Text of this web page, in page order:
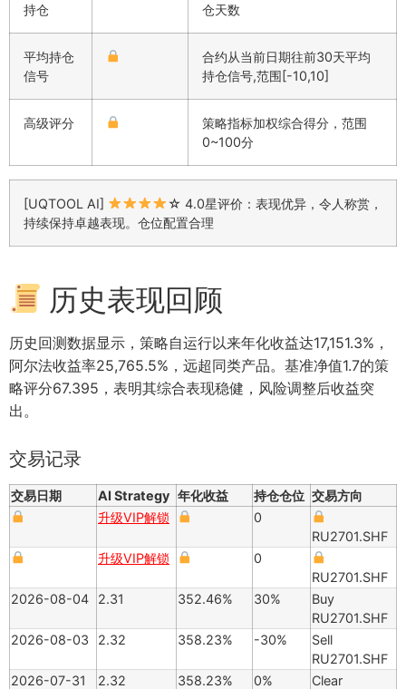
持仓
仓天数
平均持仓
信号
合约从当前日期往前30天平均
持仓信号,范围[-10,10]
高级评分
策略指标加权综合得分，范围
0~100分
[UQTOOL AI]
☆ 4.0星评价：表现优异，令人称赏，
持续保持卓越表现。仓位配置合理
历史表现回顾
历史回测数据显示，策略自运行以来年化收益达17,151.3%，
阿尔法收益率25,765.5%，远超同类产品。基准净值1.7的策
略评分67.395，表明其综合表现稳健，风险调整后收益突
出。
交易记录
交易日期 AI Strategy 年化收益 持仓仓位 交易方向
升级VIP解锁
0
RU2701.SHF
升级VIP解锁
0
RU2701.SHF
2026-08-04
2.31 352.46% 30%
Buy
RU2701.SHF
2026-08-03
2.32 358.23% -30%
Sell
RU2701.SHF
2026-07-31
2.32 358.23% 0%
Clear